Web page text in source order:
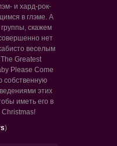
и хард-рок-
в глэме. А
скажем
нет
веселым
Greatest
Please Come
собственную
этих
иметь его в
Christmas!
)